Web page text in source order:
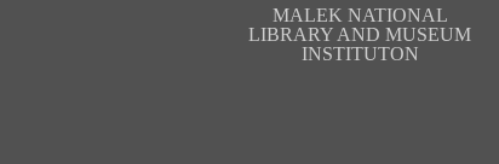
MALEK NATIONAL
LIBRARY AND MUSEUM
INSTITUTON